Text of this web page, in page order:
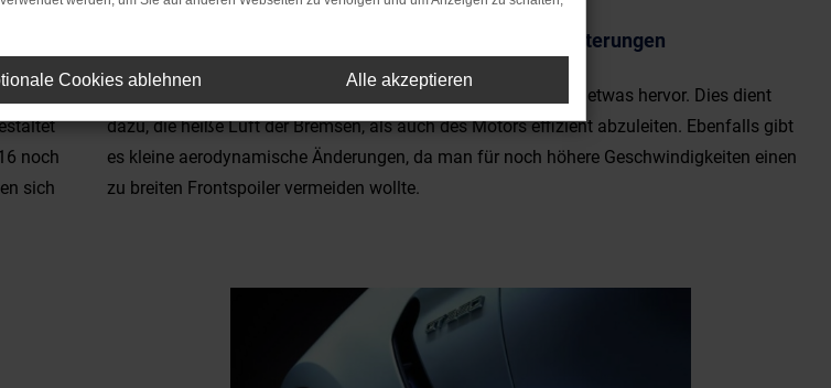
noch
sich
Ford Mustang 2016 Kotflügel Verbreiterungen
Bei dem Shelby GT350 stehen die Kotflügel zur Fahrertüre hin etwas hervor. Dies dient
dazu, die heiße Luft der Bremsen, als auch des Motors effizient abzuleiten. Ebenfalls gibt
es kleine aerodynamische Änderungen, da man für noch höhere Geschwindigkeiten einen
zu breiten Frontspoiler vermeiden wollte.
Cookies ablehnen Alle akzeptieren